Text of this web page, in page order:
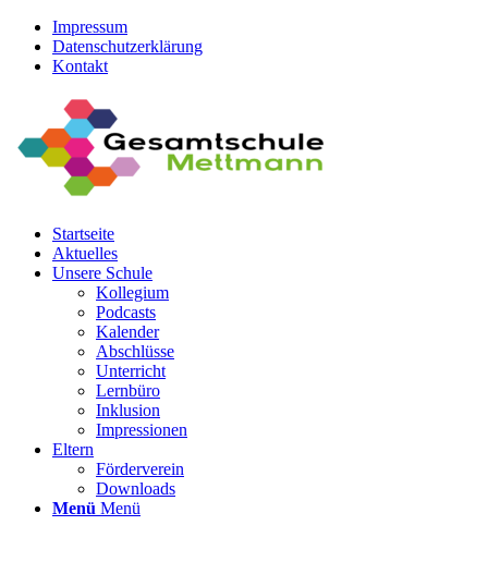
Impressum
Datenschutzerklärung
Kontakt
Startseite
Aktuelles
Unsere Schule
Kollegium
Podcasts
Kalender
Abschlüsse
Unterricht
Lernbüro
Inklusion
Impressionen
Eltern
Förderverein
Downloads
Menü Menü